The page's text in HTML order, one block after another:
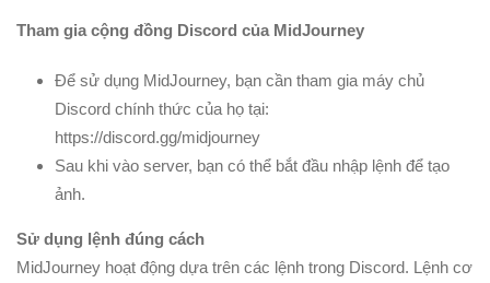
Tham gia cộng đồng Discord của MidJourney
Để sử dụng MidJourney, bạn cần tham gia máy chủ
Discord chính thức của họ tại:
https://discord.gg/midjourney
Sau khi vào server, bạn có thể bắt đầu nhập lệnh để tạo
ảnh.
Sử dụng lệnh đúng cách
MidJourney hoạt động dựa trên các lệnh trong Discord. Lệnh cơ